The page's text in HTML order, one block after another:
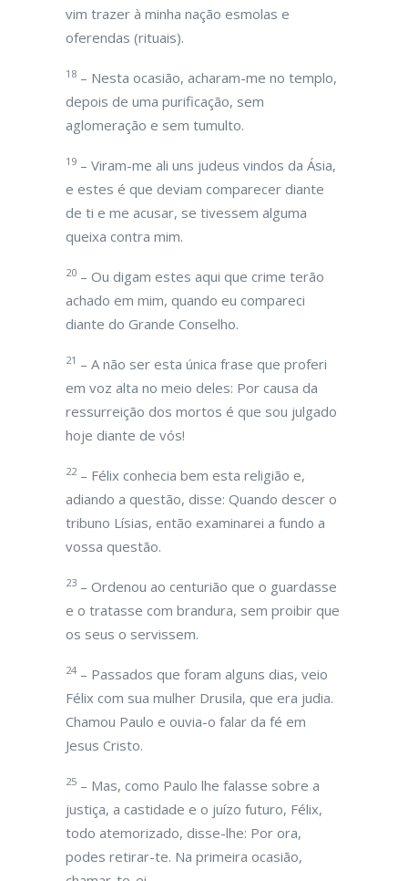
vim trazer à minha nação esmolas e
oferendas (rituais).
18 – Nesta ocasião, acharam-me no templo,
depois de uma purificação, sem
aglomeração e sem tumulto.
19 – Viram-me ali uns judeus vindos da Ásia,
e estes é que deviam comparecer diante
de ti e me acusar, se tivessem alguma
queixa contra mim.
20 – Ou digam estes aqui que crime terão
achado em mim, quando eu compareci
diante do Grande Conselho.
21 – A não ser esta única frase que proferi
em voz alta no meio deles: Por causa da
ressurreição dos mortos é que sou julgado
hoje diante de vós!
22– Félix conhecia bem esta religião e,
adiando a questão, disse: Quando descer o
tribuno Lísias, então examinarei a fundo a
vossa questão.
23 – Ordenou ao centurião que o guardasse
e o tratasse com brandura, sem proibir que
os seus o servissem.
24 – Passados que foram alguns dias, veio
Félix com sua mulher Drusila, que era judia.
Chamou Paulo e ouvia-o falar da fé em
Jesus Cristo.
25 – Mas, como Paulo lhe falasse sobre a
justiça, a castidade e o juízo futuro, Félix,
todo atemorizado, disse-lhe: Por ora,
podes retirar-te. Na primeira ocasião,